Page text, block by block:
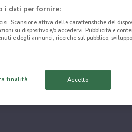
i dati per fornire:
Scansione attiva delle caratteristiche del
su dispositivo e/o accedervi. Pubblicità e
e degli annunci, ricerche sul pubblico,
finalità Accetto